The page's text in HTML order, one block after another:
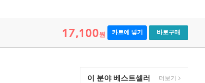
17,100원 카트에 넣기 바로구매
이 분야 베스트셀러 더보기